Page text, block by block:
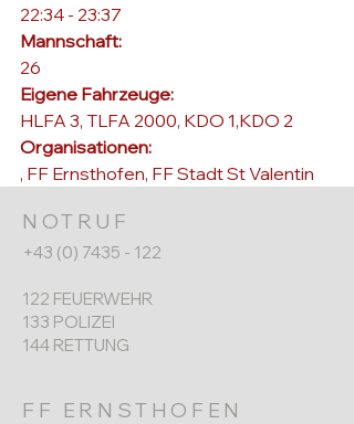
22:34 - 23:37
Mannschaft:
26
Eigene Fahrzeuge:
HLFA 3, TLFA 2000, KDO 1,KDO 2
Organisationen:
, FF Ernsthofen, FF Stadt St Valentin
NOTRUF
+43 (0) 7435 - 122
122 FEUERWEHR
133 POLIZEI
144 RETTUNG
FF ERNSTHOFEN